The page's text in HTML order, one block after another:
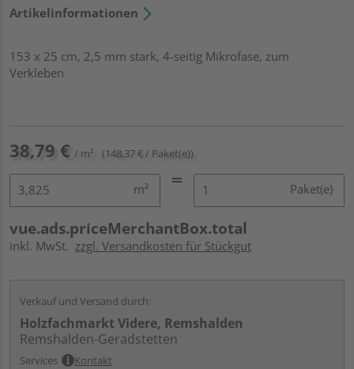
Artikelinformationen
153 x 25 cm, 2,5 mm stark, 4-seitig Mikrofase, zum
Verkleben
38,79 € / m² (148,37 € / Paket(e))
m² Paket(e)
vue.ads.priceMerchantBox.total
inkl. MwSt. zzgl. Versandkosten für Stückgut
Verkauf und Versand durch:
Holzfachmarkt Videre, Remshalden
Remshalden-Geradstetten
Services Kontakt